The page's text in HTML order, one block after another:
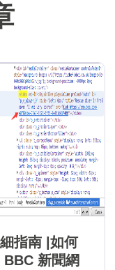
指南 |如何
BBC 新聞網